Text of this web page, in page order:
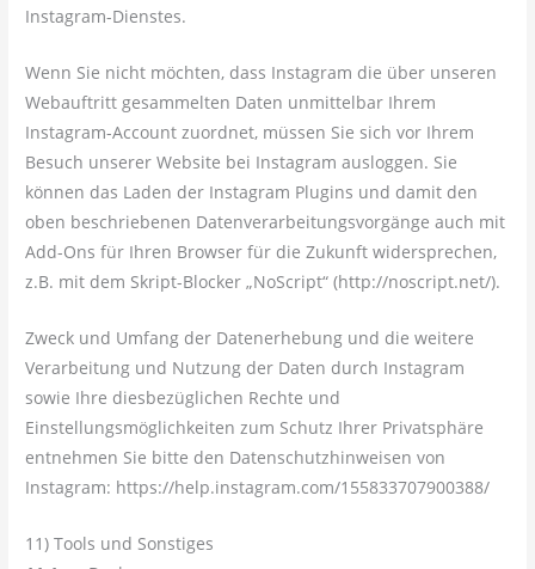
Instagram-Dienstes.
Wenn Sie nicht möchten, dass Instagram die über unseren
Webauftritt gesammelten Daten unmittelbar Ihrem
Instagram-Account zuordnet, müssen Sie sich vor Ihrem
Besuch unserer Website bei Instagram ausloggen. Sie
können das Laden der Instagram Plugins und damit den
oben beschriebenen Datenverarbeitungsvorgänge auch mit
Add-Ons für Ihren Browser für die Zukunft widersprechen,
z.B. mit dem Skript-Blocker „NoScript“ (http://noscript.net/).
Zweck und Umfang der Datenerhebung und die weitere
Verarbeitung und Nutzung der Daten durch Instagram
sowie Ihre diesbezüglichen Rechte und
Einstellungsmöglichkeiten zum Schutz Ihrer Privatsphäre
entnehmen Sie bitte den Datenschutzhinweisen von
Instagram: https://help.instagram.com/155833707900388/
11) Tools und Sonstiges